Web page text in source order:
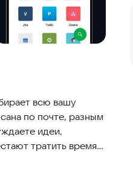
всю вашу
по почте, разным
идеи,
тратить время
под любой бизнес: